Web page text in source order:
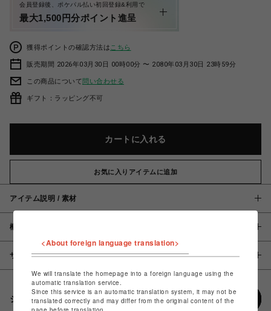
会員登録後、ポケパル払い初回登録&利用で
最大1,500円分ポイント進呈
獲得ポイントの確認方法は こちら
販売期間 2026年03月30日 00時00分 〜 2080年03月30日 23時59分
この商品について問い合わせる
ギフト：ラッピング不可
カートに入れる
お気に入りアイテムに追加
アイテム説明 / 素材
概要
サイズ
シェアする
<About foreign language translation>
We will translate the homepage into a foreign language using the
automatic translation service.
Since this service is an automatic translation system, it may not be
translated correctly and may differ from the original content of the